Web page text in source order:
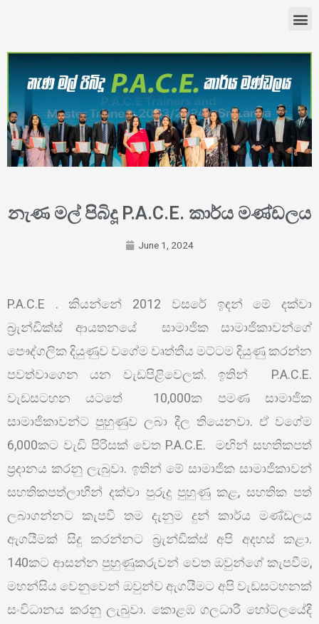
නැණ මල් පිබිදූ P.A.C.E. කාර්ය මණ්ඩලය
June 1, 2024
P.A.C.E . කියන්නේ 2012 වසරේ ඉඳන් මේ දක්වා
බ්‍රැන්ඩික්ස් ආයතනයේ සාමාජික සාමාජිකාවන්ගේ
පෞද්ගලික දියුණුව වගේම වෘත්තීය මට්ටම දියුණු කරන්න
පවත්වාගෙන යන වැඩපිළිවෙලක්. ඉතින් P.A.C.E.
වැඩසටහන යටතේ 10,000ක පමණ සාමාජික
සාමාජිකාවන්ට පුහුණුව ලබා දීල තියෙනවා. ඒ වගේම
6,000කට වැඩි පිරිසක් වෙත P.A.C.E. මඟින් සහතිකපත්
ප්‍රදානය කරනු ලැබුවා. ඉතින් මේ සාමාජික සාමාජිකාවන්
සහතිකපත්ලාභීන් දක්වා පුරුදු පුහුණු කළ, සහතික පත්
ලබාගන්නට කැපවී තම දැනුම දුන් කාර්ය මණ්ඩලය
ඇගයීමක් සිදු කරන්නට බ්‍රැන්ඩික්ස් අපි අදහස් කළා.
140කට ආසන්න පුහුණුකරුවන් වෙත ඔවුන්ගේ කැපවීම,
මහන්සිය වෙනුවෙන් ඔවුන්ව ඇගයීමට අපි වැඩසටහනක්
සංවිධානය කරනු ලැබුවා. කොළඹ ගලධාරී හෝටලයේදී